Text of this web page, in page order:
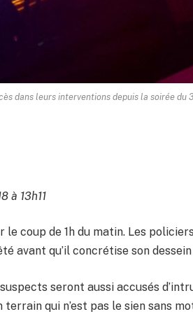
dans leurs interventions depuis la soirée du
à 13h11
le coup de 1h du matin. Les
avant qu’il concrétise son
seront aussi accusés
qui n’est pas le sien sans